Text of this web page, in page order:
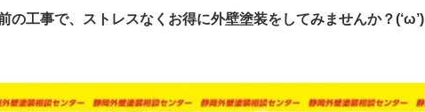
の工事で、ストレスなくお得に外壁塗装をしてみませんか？(‘ω’)